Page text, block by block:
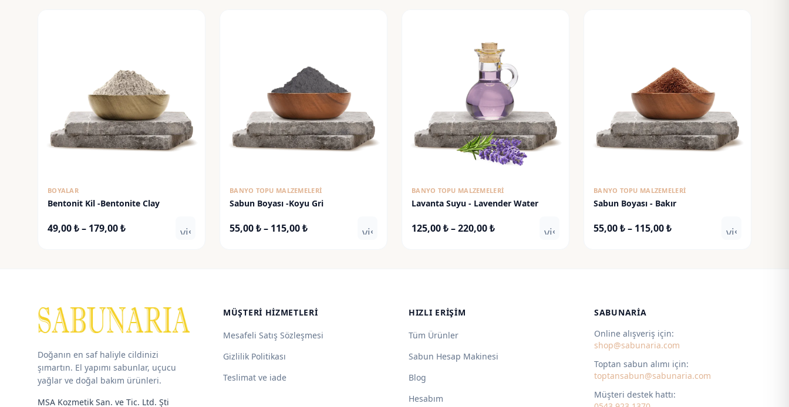
BOYALAR
Bentonit Kil -Bentonite Clay
49,00₺– 179,00₺Fiyat
visibility
BANYO TOPU MALZEMELERI
Sabun Boyası -Koyu Gri
55,00₺– 115,00₺Fiyat
visibility
BANYO TOPU MALZEMELERI
Lavanta Suyu - Lavender Water
125,00₺–220,00₺Fiyat
visibility
BANYO TOPU MALZEMELERI
Sabun Boyası - Bakır
55,00₺– 115,00₺Fiyat
visibility
Doğanın en saf haliyle cildinizi
şımartın. El yapımı sabunlar, uçucu
yağlar ve doğal bakım ürünleri.
MSA Kozmetik San. ve Tic. Ltd. Şti
MÜŞTERI HIZMETLERI
Mesafeli Satış Sözleşmesi
Gizlilik Politikası
Teslimat ve iade
HIZLI ERIŞIM
Tüm Ürünler
Sabun Hesap Makinesi
Blog
Hesabım
SABUNARIA
Online alışveriş için:
shop@sabunaria.com
Toptan sabun alımı için:
toptansabun@sabunaria.com
Müşteri destek hattı: